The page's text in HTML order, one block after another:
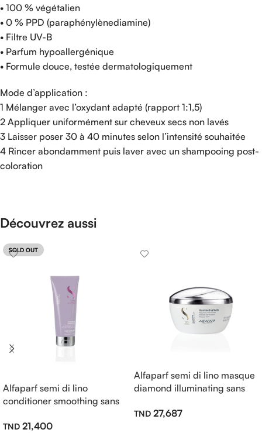
• 100 % végétalien
• 0 % PPD (paraphénylènediamine)
• Filtre UV-B
• Parfum hypoallergénique
• Formule douce, testée dermatologiquement
Mode d’application :
1 Mélanger avec l’oxydant adapté (rapport 1:1,5)
2 Appliquer uniformément sur cheveux secs non lavés
3 Laisser poser 30 à 40 minutes selon l’intensité souhaitée
4 Rincer abondamment puis laver avec un shampooing post-
coloration
Découvrez aussi
SOLD OUT
Alfaparf semi di lino
conditioner smoothing sans
21,400
Alfaparf semi di lino masque
diamond illuminating sans
27,687